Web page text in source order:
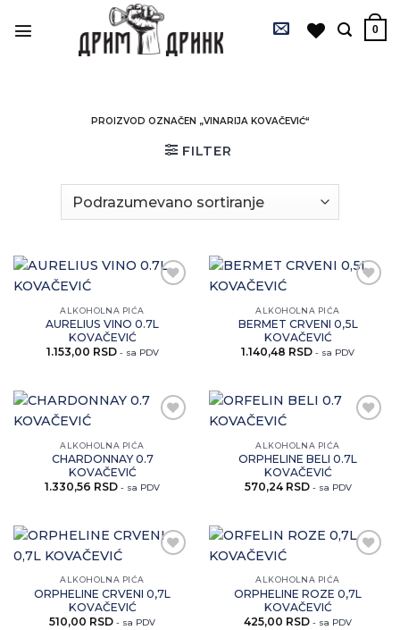
0
PROIZVOD OZNAČEN „VINARIJA KOVAČEVIĆ“
FILTER
artikal
ALKOHOLNA PIĆA
AURELIUS VINO 0.7L
KOVAČEVIĆ
1.153,00 RSD - sa PDV
artikal
ALKOHOLNA PIĆA
BERMET CRVENI 0,5L
KOVAČEVIĆ
1.140,48 RSD - sa PDV
artikal
ALKOHOLNA PIĆA
CHARDONNAY 0.7
KOVAČEVIĆ
1.330,56 RSD - sa PDV
artikal
ALKOHOLNA PIĆA
ORPHELINE BELI 0.7L
KOVAČEVIĆ
570,24 RSD - sa PDV
artikal
ALKOHOLNA PIĆA
ORPHELINE CRVENI 0,7L
KOVAČEVIĆ
510,00 RSD - sa PDV
artikal
ALKOHOLNA PIĆA
ORPHELINE ROZE 0,7L
KOVAČEVIĆ
425,00 RSD - sa PDV